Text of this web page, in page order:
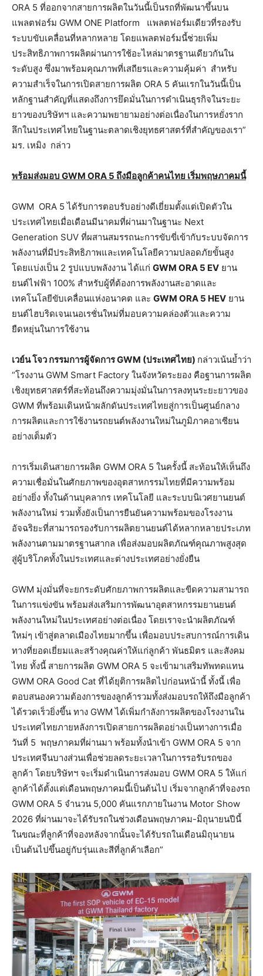
ORA 5 ที่ออกจากสายการผลิตในวันนี้เป็นรถที่พัฒนาขึ้นบน
แพลตฟอร์ม GWM ONE Platform แพลตฟอร์มเดียวที่รองรับ
ระบบขับเคลื่อนที่หลากหลาย โดยแพลตฟอร์มนี้ช่วยเพิ่ม
ประสิทธิภาพการผลิตผ่านการใช้อะไหล่มาตรฐานเดียวกันใน
ระดับสูง ซึ่งมาพร้อมคุณภาพที่เสถียรและความคุ้มค่า สำหรับ
ความสำเร็จในการเปิดสายการผลิต ORA 5 คันแรกในวันนี้เป็น
หลักฐานสำคัญที่แสดงถึงการยึดมั่นในการดำเนินธุรกิจในระยะ
ยาวของบริษัทฯ และความพยายามอย่างต่อเนื่องในการหยั่งราก
ลึกในประเทศไทยในฐานะตลาดเชิงยุทธศาสตร์ที่สำคัญของเรา”
มร. เหมิง กล่าว
พร้อมส่งมอบ GWM ORA 5 ถึงมือลูกค้าคนไทย เริ่มพฤษภาคมนี้
GWM ORA 5 ได้รับการตอบรับอย่างดีเยี่ยมตั้งแต่เปิดตัวใน
ประเทศไทยเมื่อเดือนมีนาคมที่ผ่านมาในฐานะ Next
Generation SUV ที่ผสานสมรรถนะการขับขี่เข้ากับระบบจัดการ
พลังงานที่มีประสิทธิภาพและเทคโนโลยีความปลอดภัยขั้นสูง
โดยแบ่งเป็น 2 รูปแบบพลังงาน ได้แก่ GWM ORA 5 EV ยาน
ยนต์ไฟฟ้า 100% สำหรับผู้ที่ต้องการพลังงานสะอาดและ
เทคโนโลยีขับเคลื่อนแห่งอนาคต และ GWM ORA 5 HEV ยาน
ยนต์ไฮบริดเจนเนอเรชั่นใหม่ที่มอบความคล่องตัวและความ
ยืดหยุ่นในการใช้งาน
เวย์น โจว กรรมการผู้จัดการGWM (ประเทศไทย) กล่าวเน้นย้ำว่า
“โรงงาน GWM Smart Factory ในจังหวัดระยอง คือฐานการผลิต
เชิงยุทธศาสตร์ที่สะท้อนถึงความมุ่งมั่นในการลงทุนระยะยาวของ
GWM ที่พร้อมเดินหน้าผลักดันประเทศไทยสู่การเป็นศูนย์กลาง
การผลิตและการใช้งานรถยนต์พลังงานใหม่ในภูมิภาคอาเซียน
อย่างเต็มตัว
การเริ่มเดินสายการผลิต GWM ORA 5 ในครั้งนี้ สะท้อนให้เห็นถึง
ความเชื่อมั่นในศักยภาพของอุตสาหกรรมไทยที่มีความพร้อม
อย่างยิ่ง ทั้งในด้านบุคลากร เทคโนโลยี และระบบนิเวศยานยนต์
พลังงานใหม่ รวมทั้งยังเป็นการยืนยันความพร้อมของโรงงาน
อัจฉริยะที่สามารถรองรับการผลิตยานยนต์ได้หลากหลายประเภท
พลังงานตามมาตรฐานสากล เพื่อส่งมอบผลิตภัณฑ์คุณภาพสูงสุด
สู่ผู้บริโภคทั้งในประเทศและต่างประเทศอย่างยั่งยืน
GWM มุ่งมั่นที่จะยกระดับศักยภาพการผลิตและขีดความสามารถ
ในการแข่งขัน พร้อมส่งเสริมการพัฒนาอุตสาหกรรมยานยนต์
พลังงานใหม่ในประเทศอย่างต่อเนื่อง โดยเราจะนำผลิตภัณฑ์
ใหม่ๆ เข้าสู่ตลาดเมืองไทยมากขึ้น เพื่อมอบประสบการณ์การเดิน
ทางที่ยอดเยี่ยมและสร้างคุณค่าให้แก่ลูกค้า พันธมิตร และสังคม
ไทย ทั้งนี้ สายการผลิต GWM ORA 5 จะเข้ามาเสริมทัพทดแทน
GWM ORA Good Cat ที่ได้ยุติการผลิตไปก่อนหน้านี้ ทั้งนี้ เพื่อ
ตอบสนองความต้องการของลูกค้ารวมทั้งส่งมอบรถให้ถึงมือลูกค้า
ได้รวดเร็วยิ่งขึ้น ทาง GWM ได้เพิ่มกำลังการผลิตของโรงงานใน
ประเทศไทยภายหลังการเปิดสายการผลิตอย่างเป็นทางการเมื่อ
วันที่ 5 พฤษภาคมที่ผ่านมา พร้อมทั้งนำเข้า GWM ORA 5 จาก
ประเทศจีนบางส่วนเพื่อช่วยลดระยะเวลาในการรอรับรถของ
ลูกค้า โดยบริษัทฯ จะเริ่มดำเนินการส่งมอบ GWM ORA 5 ให้แก่
ลูกค้าได้ตั้งแต่เดือนพฤษภาคมนี้เป็นต้นไป เริ่มจากลูกค้าที่จองรถ
GWM ORA 5 จำนวน 5,000 คันแรกภายในงาน Motor Show
2026 ที่ผ่านมาจะได้รับรถในช่วงเดือนพฤษภาคม-มิถุนายนปีนี้
ในขณะที่ลูกค้าที่จองหลังจากนั้นจะได้รับรถในเดือนมิถุนายน
เป็นต้นไปขึ้นอยู่กับรุ่นและสีที่ลูกค้าเลือก”